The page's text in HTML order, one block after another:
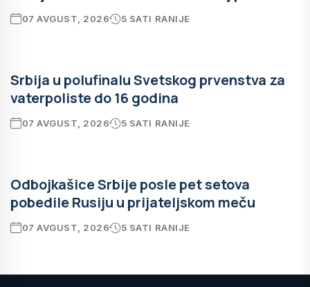
07 AVGUST, 2026 5 SATI RANIJE
Srbija u polufinalu Svetskog prvenstva za
vaterpoliste do 16 godina
07 AVGUST, 2026 5 SATI RANIJE
Odbojkašice Srbije posle pet setova
pobedile Rusiju u prijateljskom meču
07 AVGUST, 2026 5 SATI RANIJE